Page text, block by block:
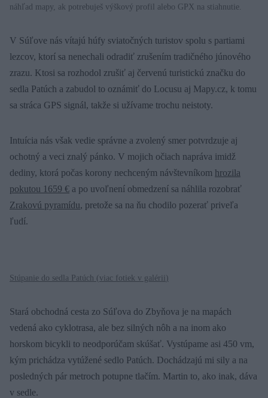
náhľad mapy, ak potrebuješ výškový profil alebo GPX na stiahnutie.
V Súľove nás vítajú húfy sviatočných turistov spolu s partiami
lezcov, ktorí sa nenechali odradiť zrušením tradičného júnového
zrazu. Ktosi sa rozhodol zrušiť aj červenú turistickú značku do
sedla Patúch a zabudol to oznámiť do Locusu aj Mapy.cz, k tomu
sa stráca GPS signál, takže si užívame trochu neistoty.
Intuícia nás však vedie správne a zvolený smer potvrdzuje aj
ochotný a veci znalý pánko. V mojich očiach napráva imidž
dediny, ktorá počas korony nechceným návštevníkom hrozila
pokutou 1659 € a po uvoľnení obmedzení sa náhlila rozobrať
Zrakovú pyramídu, pretože sa na ňu chodilo pozerať priveľa
ľudí.
Stúpanie do sedla Patúch (viac fotiek v galérii )
Stará obchodná cesta zo Súľova do Zbyňova je na mapách
vedená ako cyklotrasa, ale bez silných nôh a na inom ako
horskom bicykli to neodporúčam skúšať. Vystúpame asi 450 vm,
kým prichádza vytúžené sedlo Patúch. Dochádzajú mi sily a na
posledných pár metroch potupne tlačím. Martin to, ako inak, dáva
v sedle.